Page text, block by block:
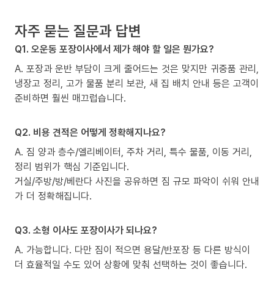
자주 묻는 질문과 답변
Q1. 오운동 포장이사에서 제가 해야 할 일은 뭔가요?
A. 포장과 운반 부담이 크게 줄어드는 것은 맞지만 귀중품 관리,
냉장고 정리, 고가 물품 분리 보관, 새 집 배치 안내 등은 고객이
준비하면 훨씬 매끄럽습니다.
Q2. 비용 견적은 어떻게 정확해지나요?
A. 짐 양과 층수/엘리베이터, 주차 거리, 특수 물품, 이동 거리,
정리 범위가 핵심 기준입니다.
거실/주방/방/베란다 사진을 공유하면 짐 규모 파악이 쉬워 안내
가 더 정확해집니다.
Q3. 소형 이사도 포장이사가 되나요?
A. 가능합니다. 다만 짐이 적으면 용달/반포장 등 다른 방식이
더 효율적일 수도 있어 상황에 맞춰 선택하는 것이 좋습니다.